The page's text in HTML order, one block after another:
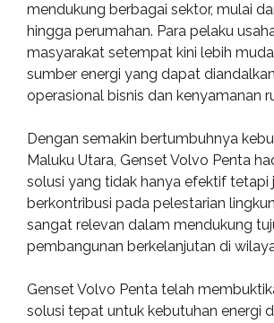
mendukung berbagai sektor, mulai
hingga perumahan. Para pelaku
masyarakat setempat kini lebih
sumber energi yang dapat
operasional bisnis dan kenyamanan
Dengan semakin bertumbuhnya
Maluku Utara, Genset Volvo Penta
solusi yang tidak hanya efektif tetapi
berkontribusi pada pelestarian
sangat relevan dalam mendukung
pembangunan berkelanjutan di
Genset Volvo Penta telah
solusi tepat untuk kebutuhan energi